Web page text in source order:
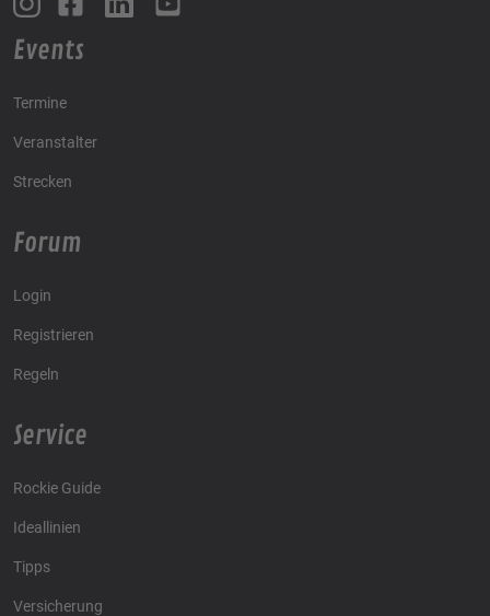
Events
Termine
Veranstalter
Strecken
Forum
Login
Registrieren
Regeln
Service
Rockie Guide
Ideallinien
Tipps
Versicherung